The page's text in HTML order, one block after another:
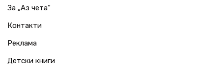
За „Аз чета“
Контакти
Реклама
Детски книги